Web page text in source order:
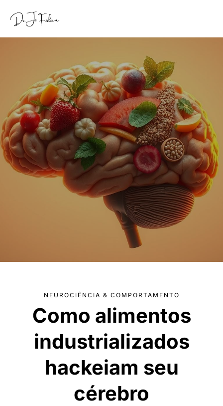
NEUROCIÊNCIA & COMPORTAMENTO
Como alimentos
industrializados
hackeiam seu
cérebro